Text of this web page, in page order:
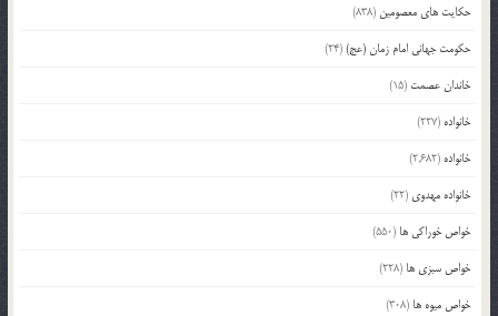
حکایت های معصومین (838)
حکومت جهانی امام زمان (عج)(24)
خاندان عصمت (15)
خانواده (227)
خانواده (2,682)
خانواده مهدوی (22)
خواص خوراکی ها (550)
خواص سبزی ها (228)
خواص میوه ها (308)